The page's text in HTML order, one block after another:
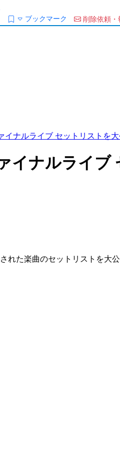
ブックマーク 削除依頼・